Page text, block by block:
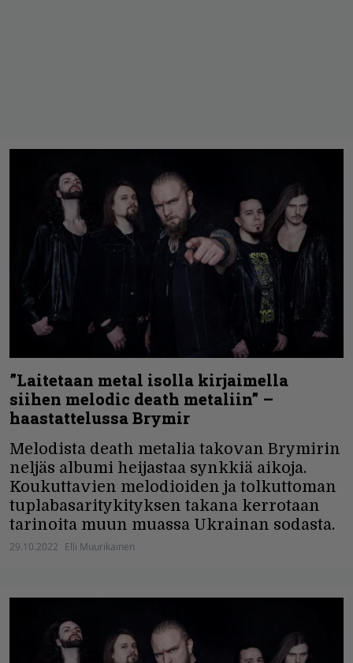
”Laitetaan metal isolla kirjaimella
siihen melodic death metaliin” –
haastattelussa Brymir
Melodista death metalia takovan Brymirin
neljäs albumi heijastaa synkkiä aikoja.
Koukuttavien melodioiden ja tolkuttoman
tuplabasaritykityksen takana kerrotaan
tarinoita muun muassa Ukrainan sodasta.
29.10.2022 Elli Muurikainen